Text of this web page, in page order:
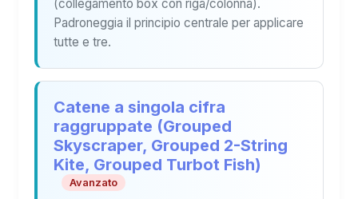
(collegamento box con riga/colonna).
Padroneggia il principio centrale per applicare
tutte e tre.
Catene a singola cifra
raggruppate (Grouped
Skyscraper, Grouped 2-String
Kite, Grouped Turbot Fish)
Avanzato